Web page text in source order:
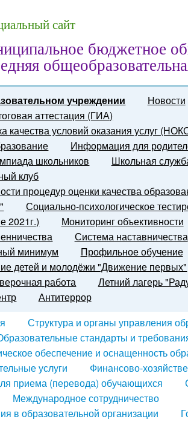
сайт
бюджетное
учреждении Новости
аттестация (ГИА)
качества условий оказания услуг
Информация для
школьников
Школьная
клуб
процедур оценки качества
Социально-психологическое
2021г.)
Мониторинг объективности
Система наставничества
минимум
Профильное обучение
детей и молодёжи "Движение первых"
работа
Летний лагерь
Антитеррор
Структура и органы управления
стандарты и
обеспечение и оснащенность
услуги
Финансово-
приема (перевода) обучающихся
Международное сотрудничество
в образовательной организации